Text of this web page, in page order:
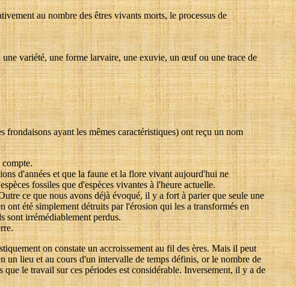
au nombre des êtres vivants morts, le processus de
variété, une forme larvaire, une exuvie, un œuf ou une trace de
frondaisons ayant les mêmes caractéristiques) ont reçu un nom
compte.
d'années et que la faune et la flore vivant aujourd'hui ne
fossiles que d'espèces vivantes à l'heure actuelle.
ce que nous avons déjà évoqué, il y a fort à parier que seule une
été simplement détruits par l'érosion qui les a transformés en
sont irrémédiablement perdus.
on constate un accroissement au fil des ères. Mais il peut
un lieu et au cours d'un intervalle de temps définis, or le nombre de
le travail sur ces périodes est considérable. Inversement, il y a de